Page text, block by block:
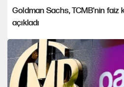
Goldman Sachs, TCMB'nin faiz
açıkladı